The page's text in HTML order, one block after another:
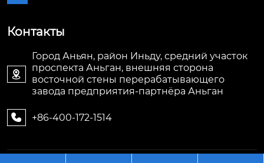
Контакты

Город Аньян, район Иньду, средний участок
проспекта Аньган, внешняя сторона
восточной стены перерабатывающего
завода предприятия-партнёра Аньган
 +86-400-172-1514